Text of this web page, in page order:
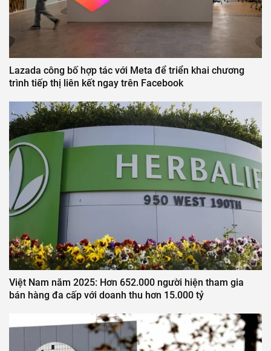
Lazada công bố hợp tác với Meta để triển khai chương
trình tiếp thị liên kết ngay trên Facebook
Việt Nam năm 2025: Hơn 652.000 người hiện tham gia
bán hàng đa cấp với doanh thu hơn 15.000 tỷ